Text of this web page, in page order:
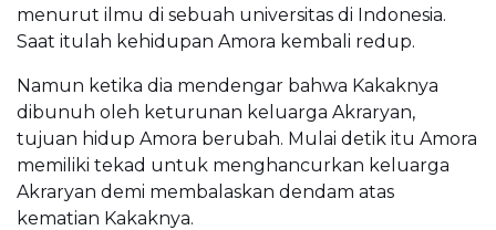
menurut ilmu di sebuah universitas di Indonesia.
Saat itulah kehidupan Amora kembali redup.
Namun ketika dia mendengar bahwa Kakaknya
dibunuh oleh keturunan keluarga Akraryan,
tujuan hidup Amora berubah. Mulai detik itu Amora
memiliki tekad untuk menghancurkan keluarga
Akraryan demi membalaskan dendam atas
kematian Kakaknya.